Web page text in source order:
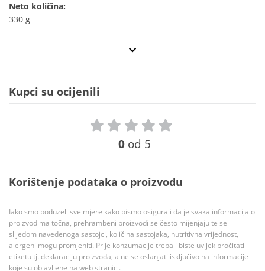
Neto količina:
330 g
Kupci su ocijenili
0 od 5
Korištenje podataka o proizvodu
Iako smo poduzeli sve mjere kako bismo osigurali da je svaka informacija o
proizvodima točna, prehrambeni proizvodi se često mijenjaju te se
slijedom navedenoga sastojci, količina sastojaka, nutritivna vrijednost,
alergeni mogu promjeniti. Prije konzumacije trebali biste uvijek pročitati
etiketu tj. deklaraciju proizvoda, a ne se oslanjati isključivo na informacije
koje su objavljene na web stranici.